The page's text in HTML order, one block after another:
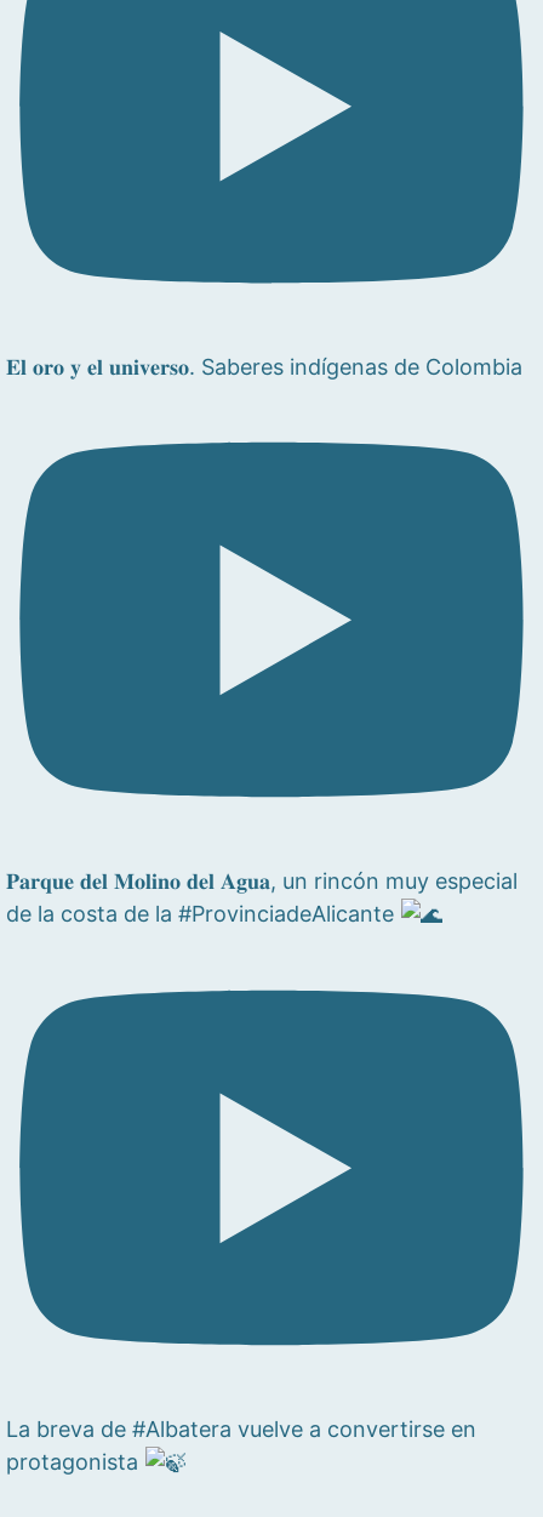
𝐄𝐥 𝐨𝐫𝐨 𝐲 𝐞𝐥 𝐮𝐧𝐢𝐯𝐞𝐫𝐬𝐨. Saberes indígenas de Colombia
𝐏𝐚𝐫𝐪𝐮𝐞 𝐝𝐞𝐥 𝐌𝐨𝐥𝐢𝐧𝐨 𝐝𝐞𝐥 𝐀𝐠𝐮𝐚, un rincón muy especial
de la costa de la #ProvinciadeAlicante
La breva de #Albatera vuelve a convertirse en
protagonista